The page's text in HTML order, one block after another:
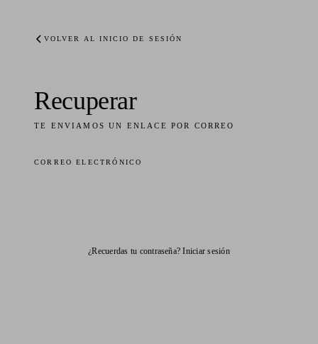
VOLVER AL INICIO DE SESIÓN
Recuperar
TE ENVIAMOS UN ENLACE POR CORREO
CORREO ELECTRÓNICO
¿Recuerdas tu contraseña?Iniciar sesión